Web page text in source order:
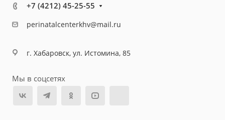
+7 (4212) 45-25-55
perinatalcenterkhv@mail.ru
г. Хабаровск, ул. Истомина, 85
Мы в соцсетях